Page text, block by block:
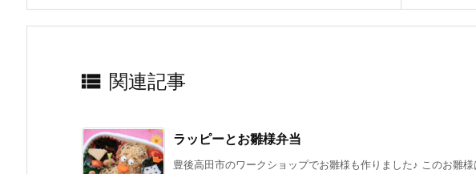
 関連記事
ラッピーとお雛様弁当
豊後高田市のワークショップでお雛様も作りました♪ このお雛